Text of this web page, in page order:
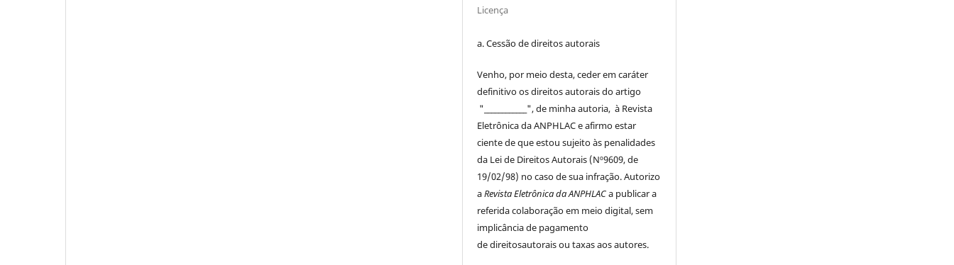
Licença
a. Cessão dedireitosautorais
Venho, por meio desta, ceder em caráter
definitivo osdireitosautoraisdo artigo
"____________", de minha autoria, à Revista
Eletrônica da ANPHLACe afirmo estar
ciente de que estou sujeito às penalidades
da Lei de DireitosAutorais (Nº9609, de
19/02/98) no caso de sua infração. Autorizo
aRevista Eletrônica da ANPHLACa publicar a
referida colaboração em meio digital, sem
implicância de pagamento
dedireitosautoraisou taxas aos autores.